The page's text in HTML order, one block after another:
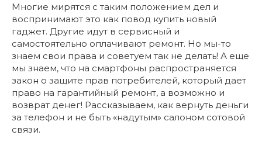
Многие мирятся с таким положением дел и
воспринимают это как повод купить новый
гаджет. Другие идут в сервисный и
самостоятельно оплачивают ремонт. Но мы-то
знаем свои права и советуем так не делать! А еще
мы знаем, что на смартфоны распространяется
закон о защите прав потребителей, который дает
право на гарантийный ремонт, а возможно и
возврат денег! Рассказываем, как вернуть деньги
за телефон и не быть «надутым» салоном сотовой
связи.